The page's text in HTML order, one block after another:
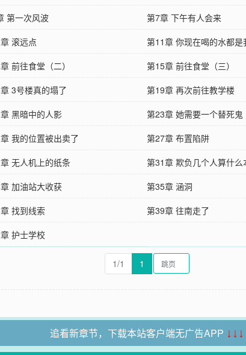
第一次风波 第7章 下午有人会来
滚远点 第11章 你现在喝的水都是
前往食堂（二） 第15章 前往食堂（三）
3号楼真的塌了 第19章 再次前往教学楼
黑暗中的人影 第23章 她需要一个替死鬼
我的位置被出卖了 第27章 布置陷阱
无人机上的纸条 第31章 欺负几个人算什么
加油站大收获 第35章 涵洞
找到线索 第39章 往南走了
护士学校
1/1 1
追看新章节，下载本站客户端无广告APP ↓↓↓